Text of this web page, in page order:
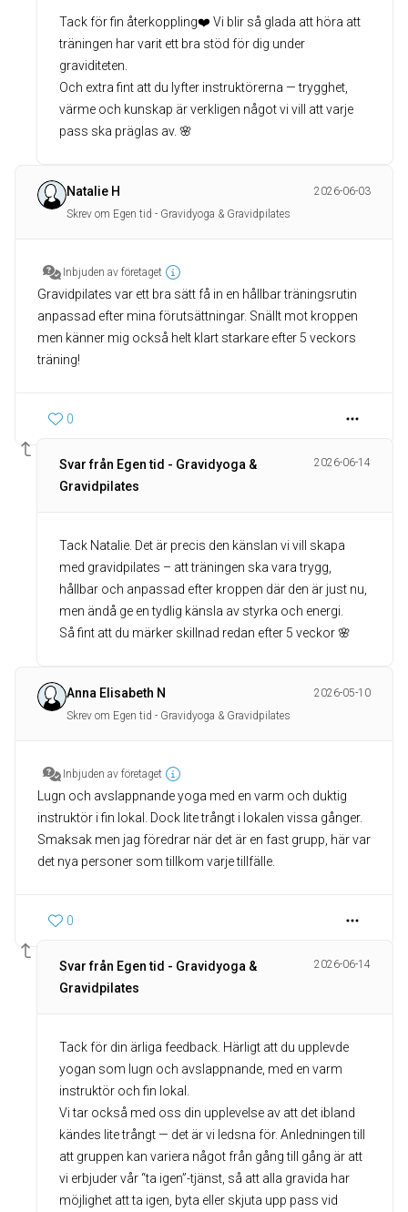
Tack för fin återkoppling❤️ Vi blir så glada att höra att
träningen har varit ett bra stöd för dig under
graviditeten.
Och extra fint att du lyfter instruktörerna — trygghet,
värme och kunskap är verkligen något vi vill att varje
pass ska präglas av. 🌸
Natalie H
2026-06-03
Skrev om Egen tid - Gravidyoga & Gravidpilates
Inbjuden av företaget
Gravidpilates var ett bra sätt få in en hållbar träningsrutin
anpassad efter mina förutsättningar. Snällt mot kroppen
men känner mig också helt klart starkare efter 5 veckors
träning!
0
Svar från Egen tid - Gravidyoga &
Gravidpilates
2026-06-14
Tack Natalie. Det är precis den känslan vi vill skapa
med gravidpilates – att träningen ska vara trygg,
hållbar och anpassad efter kroppen där den är just nu,
men ändå ge en tydlig känsla av styrka och energi.
Så fint att du märker skillnad redan efter 5 veckor 🌸
Anna Elisabeth N
2026-05-10
Skrev om Egen tid - Gravidyoga & Gravidpilates
Inbjuden av företaget
Lugn och avslappnande yoga med en varm och duktig
instruktör i fin lokal. Dock lite trångt i lokalen vissa gånger.
Smaksak men jag föredrar när det är en fast grupp, här var
det nya personer som tillkom varje tillfälle.
0
Svar från Egen tid - Gravidyoga &
Gravidpilates
2026-06-14
Tack för din ärliga feedback. Härligt att du upplevde
yogan som lugn och avslappnande, med en varm
instruktör och fin lokal.
Vi tar också med oss din upplevelse av att det ibland
kändes lite trångt — det är vi ledsna för. Anledningen till
att gruppen kan variera något från gång till gång är att
vi erbjuder vår “ta igen”-tjänst, så att alla gravida har
möjlighet att ta igen, byta eller skjuta upp pass vid